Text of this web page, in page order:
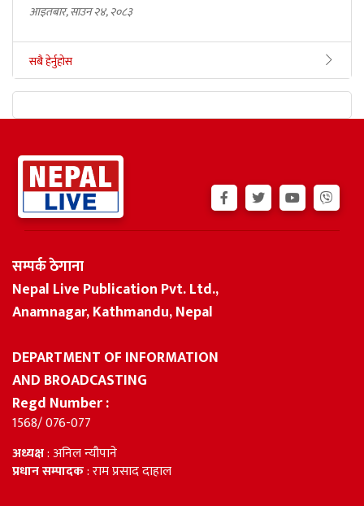
आइतबार, साउन २४, २०८३
सबै हेर्नुहोस
सम्पर्क ठेगाना
Nepal Live Publication Pvt. Ltd.,
Anamnagar, Kathmandu, Nepal
DEPARTMENT OF INFORMATION
AND BROADCASTING
Regd Number :
1568/ 076-077
अध्यक्ष: अनिल न्यौपाने
प्रधान सम्पादक: राम प्रसाद दाहाल